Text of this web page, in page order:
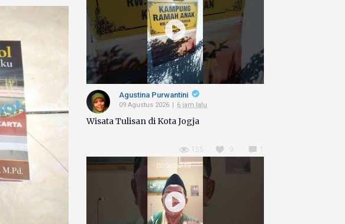
Agustina Purwantini
09 Agustus 2026 6 jam lalu
Wisata Tulisan di Kota Jogja
155 9